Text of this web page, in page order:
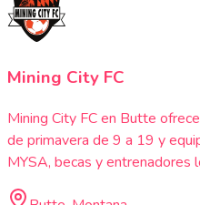
Mining City FC
Mining City FC en Butte
de primavera de 9 a 19 y
MYSA, becas y entrenadores